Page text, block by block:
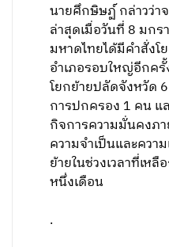
นายศึกษิษฏ์ กล่าวว่า
ล่าสุดเมื่อวันที่ 8 มก
มหาดไทยได้มีคำสั่ง
อำเภอรอบใหญ่อีกค
โยกย้ายปลัดจังหวัด
การปกครอง 1 คน แ
กิจการความมั่นคงภ
ความจำเป็นและควา
ย้ายในช่วงเวลาที่เห
หนึ่งเดือน
.